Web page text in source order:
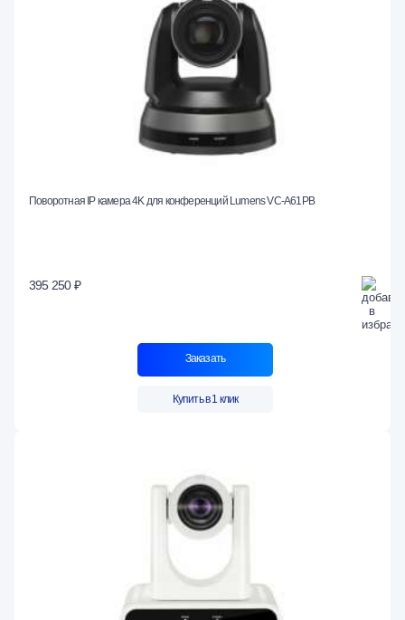
Поворотная IP камера 4K для конференций Lumens VC-A61PB
395 250 ₽
Заказать
Купить в 1 клик